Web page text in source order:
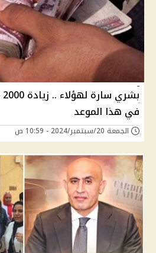
في هذا الموعد
الجمعة 20/سبتمبر/2024 - 10:59 ص